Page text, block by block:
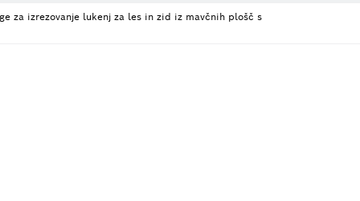
za izrezovanje lukenj za les in zid iz mavčnih plošč s